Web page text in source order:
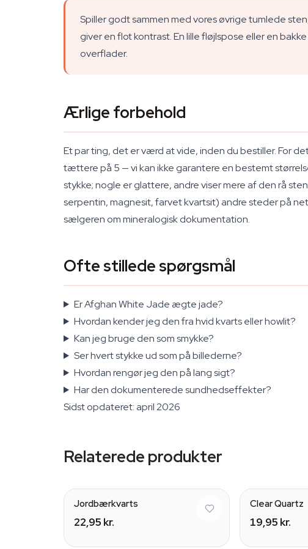
Spiller godt sammen med vores øvrige tumlede
giver en flot kontrast. En lille fløjlspose eller en
overflader.
Ærlige forbehold
Et par ting, det er værd at vide, inden du bestiller. For
tættere på 5 — vi kan ikke garantere en bestemt
stykke; nogle er glattere, andre viser mere af den rå
serpentin, magnesit, farvet kvartsit) andre steder på
sælgeren om mineralogisk dokumentation.
Ofte stillede spørgsmål
Er Afghan White Jade ægte jade?
Hvordan kender jeg den fra hvid kvarts eller howlit?
Kan jeg bruge den som smykke?
Ser hvert stykke ud som på billederne?
Hvordan rengør jeg den på lang sigt?
Har den dokumenterede sundhedseffekter?
Sidst opdateret: april 2026
Relaterede produkter
Jordbærkvarts
22,95 kr.
Clear Quartz
19,95 kr.